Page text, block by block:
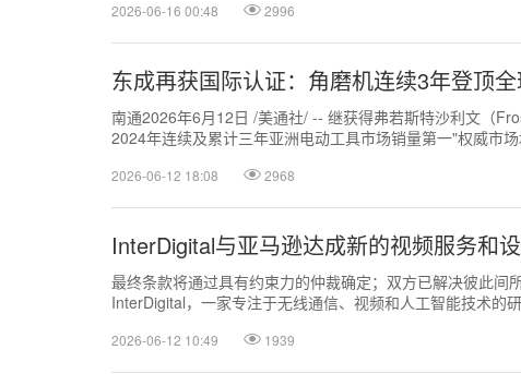
2026-06-16 00:48 2996
东成再获国际认证：角磨机连续3年登顶
南通2026年6月12日 /美通社/ -- 继获得弗若斯特沙利文（
2024年连续及累计三年亚洲电动工具市场销量第一"权威市
2026-06-12 18:08 2968
InterDigital与亚马逊达成新的视频服务和
最终条款将通过具有约束力的仲裁确定；双方已解决彼此
InterDigital，一家专注于无线通信、视频和人工智能技术的
2026-06-12 10:49 1939